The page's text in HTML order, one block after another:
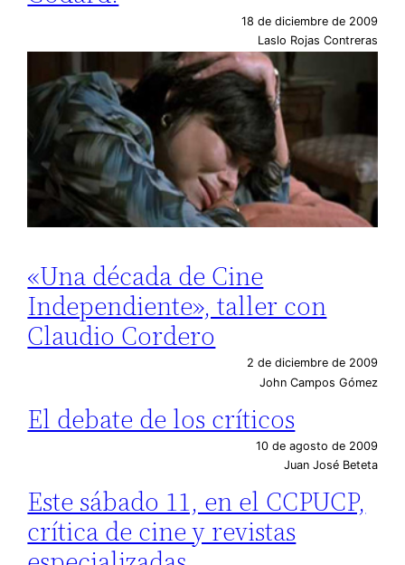
18 de diciembre de 2009
Laslo Rojas Contreras
«Una década de Cine
Independiente», taller con
Claudio Cordero
2 de diciembre de 2009
John Campos Gómez
El debate de los críticos
10 de agosto de 2009
Juan José Beteta
Este sábado 11, en el CCPUCP,
crítica de cine y revistas